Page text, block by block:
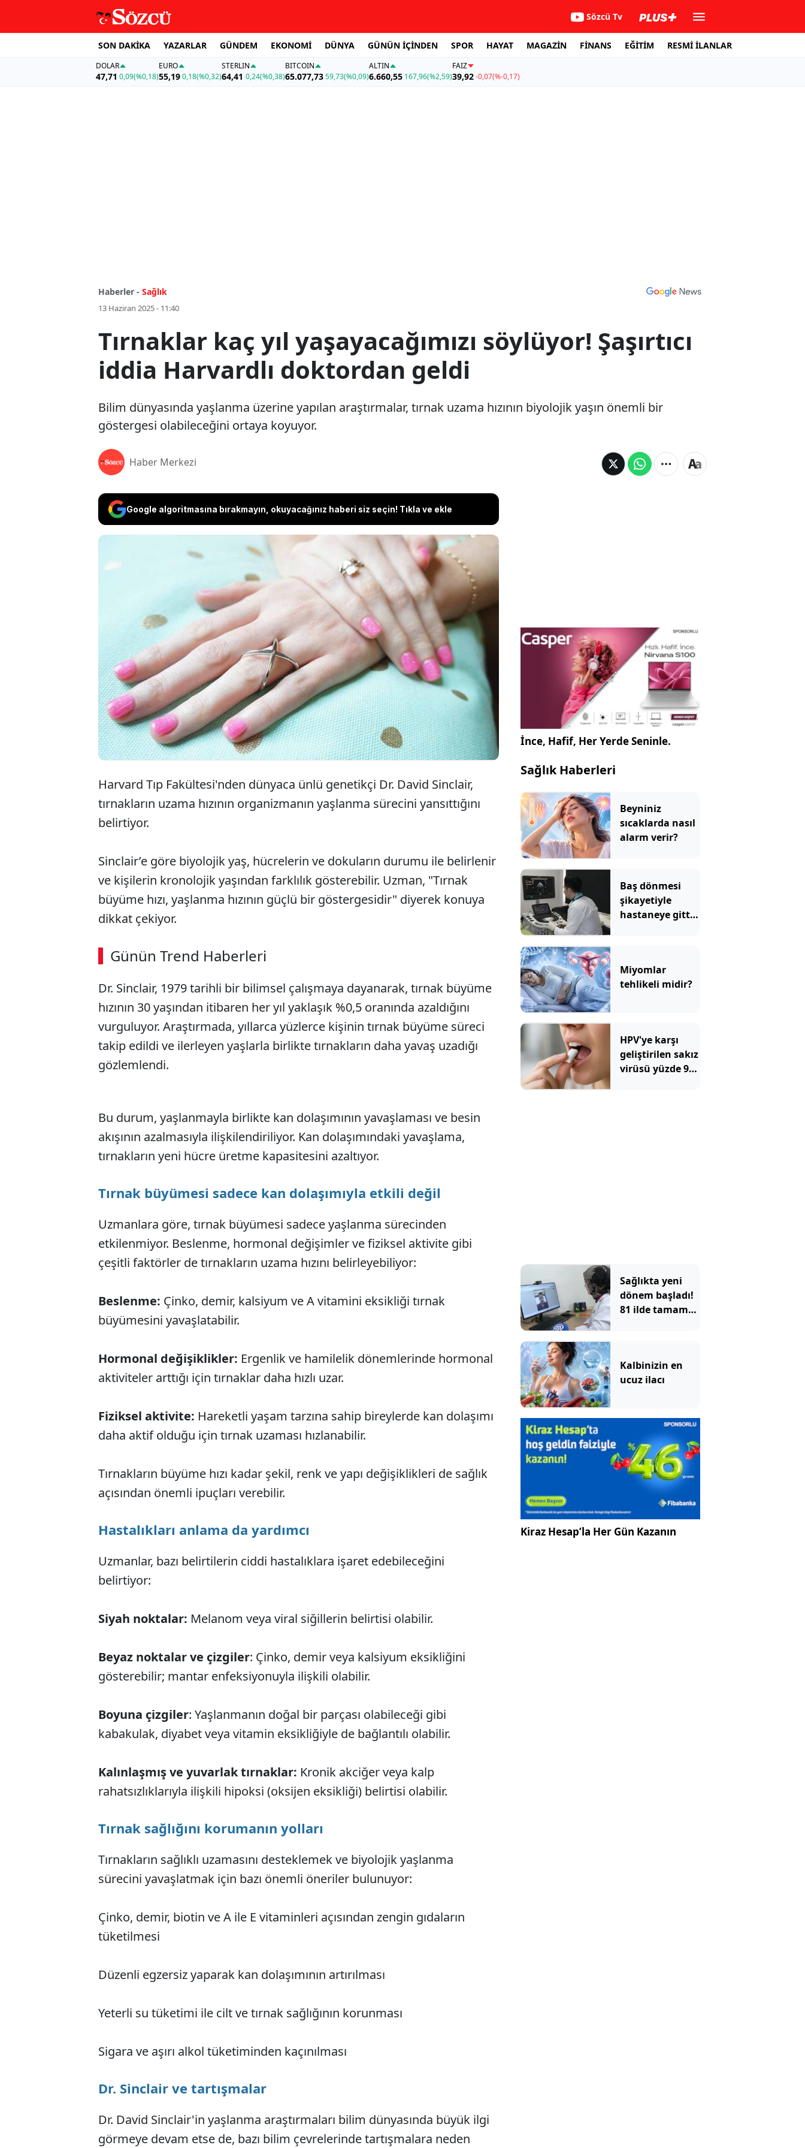
Sözcü Tv
SON DAKİKA YAZARLAR GÜNDEM EKONOMİ DÜNYA GÜNÜN İÇİNDEN SPOR HAYAT MAGAZİN FİNANS EĞİTİM RESMİ İLANLAR
DOLAR
47,71 0,09(%0,18)
EURO
55,19 0,18(%0,32)
STERLIN
64,41 0,24(%0,38)
BITCOIN
65.077,7359,73(%0,09)
ALTIN
6.660,55 167,96(%2,59)
FAİZ
39,92-0,07(%-0,17)
Haberler - Sağlık
13 Haziran 2025 - 11:40
Tırnaklar kaç yıl yaşayacağımızı söylüyor! Şaşırtıcı
iddia Harvardlı doktordan geldi
Bilim dünyasında yaşlanma üzerine yapılan araştırmalar, tırnak uzama hızının biyolojik yaşın önemli bir
göstergesi olabileceğini ortaya koyuyor.
Haber Merkezi
Google algoritmasına bırakmayın, okuyacağınız haberi siz seçin! Tıkla ve ekle
Bilim dünyasında yaşlanma üzerine yapılan
araştırmalar, tırnak uzama hızının biyolojik yaşın
önemli bir göstergesi olabileceğini ortaya koyuyor.
Harvard Tıp Fakültesi'nden dünyaca ünlü genetikçi Dr. David Sinclair,
tırnakların uzama hızının organizmanın yaşlanma sürecini yansıttığını
belirtiyor.
Sinclair’e göre biyolojik yaş, hücrelerin ve dokuların durumu ile belirlenir
ve kişilerin kronolojik yaşından farklılık gösterebilir. Uzman, "Tırnak
büyüme hızı, yaşlanma hızının güçlü bir göstergesidir" diyerek konuya
dikkat çekiyor.
Günün Trend Haberleri
Dr. Sinclair, 1979 tarihli bir bilimsel çalışmaya dayanarak, tırnak büyüme
hızının 30 yaşından itibaren her yıl yaklaşık %0,5 oranında azaldığını
vurguluyor. Araştırmada, yıllarca yüzlerce kişinin tırnak büyüme süreci
takip edildi ve ilerleyen yaşlarla birlikte tırnakların daha yavaş uzadığı
gözlemlendi.
Bu durum, yaşlanmayla birlikte kan dolaşımının yavaşlaması ve besin
akışının azalmasıyla ilişkilendiriliyor. Kan dolaşımındaki yavaşlama,
tırnakların yeni hücre üretme kapasitesini azaltıyor.
Tırnak büyümesi sadece kan dolaşımıyla etkili değil
Uzmanlara göre, tırnak büyümesi sadece yaşlanma sürecinden
etkilenmiyor. Beslenme, hormonal değişimler ve fiziksel aktivite gibi
çeşitli faktörler de tırnakların uzama hızını belirleyebiliyor:
Beslenme: Çinko, demir, kalsiyum ve A vitamini eksikliği tırnak
büyümesini yavaşlatabilir.
Hormonal değişiklikler: Ergenlik ve hamilelik dönemlerinde hormonal
aktiviteler arttığı için tırnaklar daha hızlı uzar.
Fiziksel aktivite: Hareketli yaşam tarzına sahip bireylerde kan dolaşımı
daha aktif olduğu için tırnak uzaması hızlanabilir.
Tırnakların büyüme hızı kadar şekil, renk ve yapı değişiklikleri de sağlık
açısından önemli ipuçları verebilir.
Hastalıkları anlama da yardımcı
Uzmanlar, bazı belirtilerin ciddi hastalıklara işaret edebileceğini
belirtiyor:
Siyah noktalar: Melanom veya viral siğillerin belirtisi olabilir.
Beyaz noktalar ve çizgiler: Çinko, demir veya kalsiyum eksikliğini
gösterebilir; mantar enfeksiyonuyla ilişkili olabilir.
Boyuna çizgiler: Yaşlanmanın doğal bir parçası olabileceği gibi
kabakulak, diyabet veya vitamin eksikliğiyle de bağlantılı olabilir.
Kalınlaşmış ve yuvarlak tırnaklar: Kronik akciğer veya kalp
rahatsızlıklarıyla ilişkili hipoksi (oksijen eksikliği) belirtisi olabilir.
Tırnak sağlığını korumanın yolları
Tırnakların sağlıklı uzamasını desteklemek ve biyolojik yaşlanma
sürecini yavaşlatmak için bazı önemli öneriler bulunuyor:
Çinko, demir, biotin ve A ile E vitaminleri açısından zengin gıdaların
tüketilmesi
Düzenli egzersiz yaparak kan dolaşımının artırılması
Yeterli su tüketimi ile cilt ve tırnak sağlığının korunması
Sigara ve aşırı alkol tüketiminden kaçınılması
Dr. Sinclair ve tartışmalar
Dr. David Sinclair'in yaşlanma araştırmaları bilim dünyasında büyük ilgi
görmeye devam etse de, bazı bilim çevrelerinde tartışmalara neden
İnce, Hafif, Her Yerde Seninle.
Sağlık Haberleri
Beyniniz
sıcaklarda nasıl
alarm verir?
Baş dönmesi
şikayetiyle
hastaneye gitti:
Miyomlar
tehlikeli midir?
HPV'ye karşı
geliştirilen sakız
virüsü yüzde 93
Sağlıkta yeni
dönem başladı!
81 ilde tamamen
Kalbinizin en
ucuz ilacı
Kiraz Hesap’la Her Gün Kazanın